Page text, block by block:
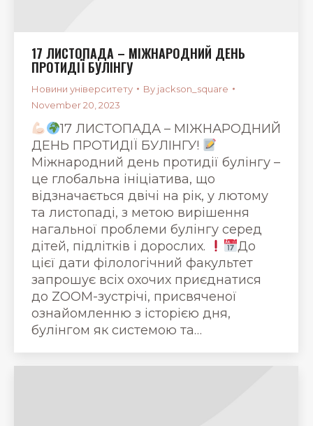
17 ЛИСТОПАДА – МІЖНАРОДНИЙ ДЕНЬ
ПРОТИДІЇ БУЛІНГУ
Новини університету By jackson_square
November 20, 2023
17 ЛИСТОПАДА – МІЖНАРОДНИЙ
ДЕНЬ ПРОТИДІЇ БУЛІНГУ!
Міжнародний день протидії булінгу –
це глобальна ініціатива, що
відзначається двічі на рік, у лютому
та листопаді, з метою вирішення
нагальної проблеми булінгу серед
дітей, підлітків і дорослих.
До
цієї дати філологічний факультет
запрошує всіх охочих приєднатися
до ZOOM-зустрічі, присвяченої
ознайомленню з історією дня,
булінгом як системою та…